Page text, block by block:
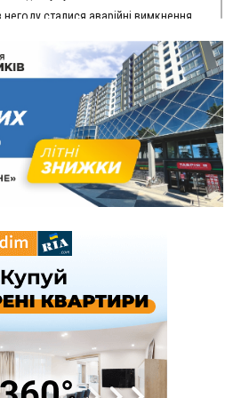
сталися аварійні вимкнення
Долинської лікарні двох
на 272 тисячі гривень
вирок чоловіку, який у Буковелі
пляшку віскі за 8,5 тисяч
археологи відкопали давньоруську
провели серію складних операцій
на "зебрі" водій Audi наїхав на
України - трохи більше ніж 6
два мотоциклісти збили жінку
за будівництвом новобудов і
цін на житло
на Прикарпатті?